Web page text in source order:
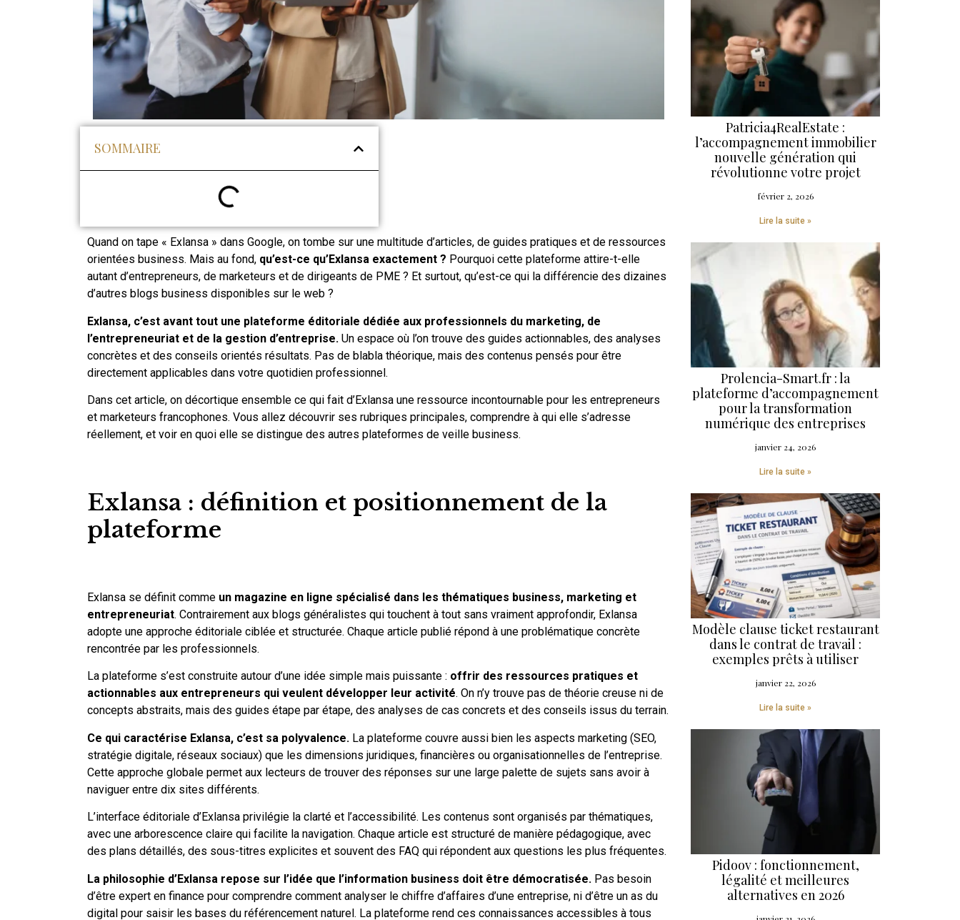
SOMMAIRE
Quand on tape « Exlansa » dans Google, on tombe sur une multitude d’articles, de guides pratiques et de ressources
orientées business. Mais au fond, qu’est-ce qu’Exlansa exactement ? Pourquoi cette plateforme attire-t-elle
autant d’entrepreneurs, de marketeurs et de dirigeants de PME ? Et surtout, qu’est-ce qui la différencie des dizaines
d’autres blogs business disponibles sur le web ?
Exlansa, c’est avant tout une plateforme éditoriale dédiée aux professionnels du marketing, de
l’entrepreneuriat et de la gestion d’entreprise. Un espace où l’on trouve des guides actionnables, des analyses
concrètes et des conseils orientés résultats. Pas de blabla théorique, mais des contenus pensés pour être
directement applicables dans votre quotidien professionnel.
Dans cet article, on décortique ensemble ce qui fait d’Exlansa une ressource incontournable pour les entrepreneurs
et marketeurs francophones. Vous allez découvrir ses rubriques principales, comprendre à qui elle s’adresse
réellement, et voir en quoi elle se distingue des autres plateformes de veille business.
Exlansa : définition et positionnement de la
plateforme
Exlansa se définit comme un magazine en ligne spécialisé dans les thématiques business, marketing et
entrepreneuriat. Contrairement aux blogs généralistes qui touchent à tout sans vraiment approfondir, Exlansa
adopte une approche éditoriale ciblée et structurée. Chaque article publié répond à une problématique concrète
rencontrée par les professionnels.
La plateforme s’est construite autour d’une idée simple mais puissante : offrir des ressources pratiques et
actionnables aux entrepreneurs qui veulent développer leur activité. On n’y trouve pas de théorie creuse ni de
concepts abstraits, mais des guides étape par étape, des analyses de cas concrets et des conseils issus du terrain.
Ce qui caractérise Exlansa, c’est sa polyvalence. La plateforme couvre aussi bien les aspects marketing (SEO,
stratégie digitale, réseaux sociaux) que les dimensions juridiques, financières ou organisationnelles de l’entreprise.
Cette approche globale permet aux lecteurs de trouver des réponses sur une large palette de sujets sans avoir à
naviguer entre dix sites différents.
L’interface éditoriale d’Exlansa privilégie la clarté et l’accessibilité. Les contenus sont organisés par thématiques,
avec une arborescence claire qui facilite la navigation. Chaque article est structuré de manière pédagogique, avec
des plans détaillés, des sous-titres explicites et souvent des FAQ qui répondent aux questions les plus fréquentes.
La philosophie d’Exlansa repose sur l’idée que l’information business doit être démocratisée. Pas besoin
d’être expert en finance pour comprendre comment analyser le chiffre d’affaires d’une entreprise, ni d’être un as du
digital pour saisir les bases du référencement naturel. La plateforme rend ces connaissances accessibles à tous
Patricia4RealEstate :
l’accompagnement immobilier
nouvelle génération qui
révolutionne votre projet
février 2, 2026
Lire la suite »
Prolencia-Smart.fr : la
plateforme d’accompagnement
pour la transformation
numérique des entreprises
janvier 24, 2026
Lire la suite »
Modèle clause ticket restaurant
dans le contrat de travail :
exemples prêts à utiliser
janvier 22, 2026
Lire la suite »
Pidoov : fonctionnement,
légalité et meilleures
alternatives en 2026